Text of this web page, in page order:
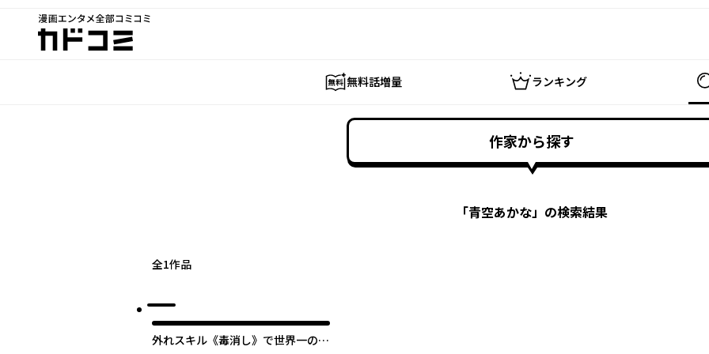
漫画エンタメ全部コミコミ
カドコミ
無料話増量 ランキング
作家から探す
「青空あかな」の検索結果
全1作品
外れスキル《毒消し》で世界一の料